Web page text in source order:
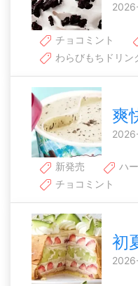
チョコミント
わらびもちドリン
爽
新発売
ハ
チョコミント
初